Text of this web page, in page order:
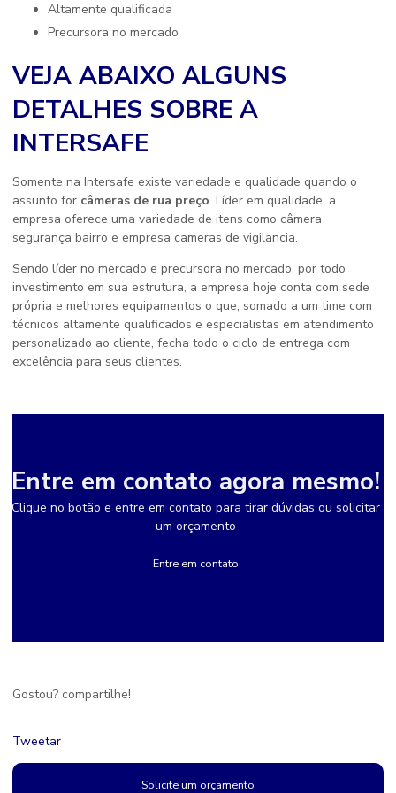
altamente qualificada
precursora no mercado
VEJA ABAIXO ALGUNS
DETALHES SOBRE A
INTERSAFE
Somente na Intersafe existe variedade e qualidade quando o
assunto for câmeras de rua preço. Líder em qualidade, a
empresa oferece uma variedade de itens como câmera
segurança bairro e empresa cameras de vigilancia.
Sendo líder no mercado e precursora no mercado, por todo
investimento em sua estrutura, a empresa hoje conta com sede
própria e melhores equipamentos o que, somado a um time com
técnicos altamente qualificados e especialistas em atendimento
personalizado ao cliente, fecha todo o ciclo de entrega com
excelência para seus clientes.
Entre em contato agora mesmo!
Clique no botão e entre em contato para tirar dúvidas ou solicitar
um orçamento
Entre em contato
Gostou? compartilhe!
Tweetar
Solicite um orçamento